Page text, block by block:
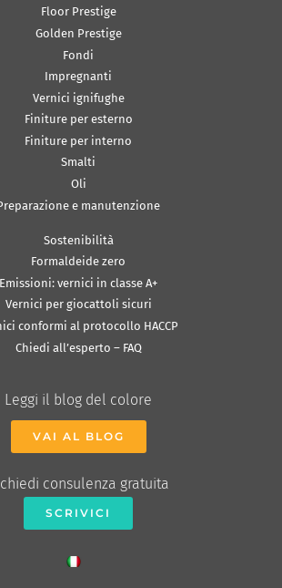
Floor Prestige
Golden Prestige
Fondi
Impregnanti
Vernici ignifughe
Finiture per esterno
Finiture per interno
Smalti
Oli
e manutenzione
Sostenibilità
Formaldeide zero
Emissioni: vernici in classe A+
Vernici per giocattoli sicuri
conformi al protocollo HACCP
Chiedi all’esperto – FAQ
Leggi il blog del colore
VAI AL BLOG
consulenza gratuita
SCRIVICI